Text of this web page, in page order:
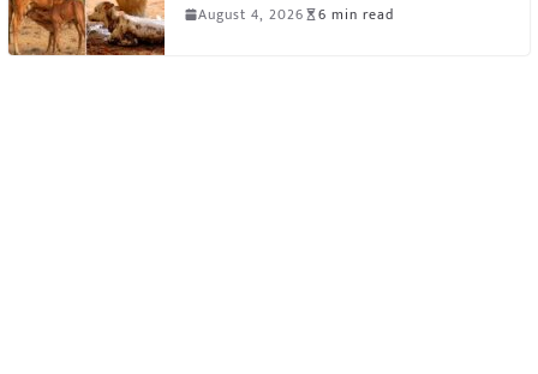
August 4, 2026 6 min read